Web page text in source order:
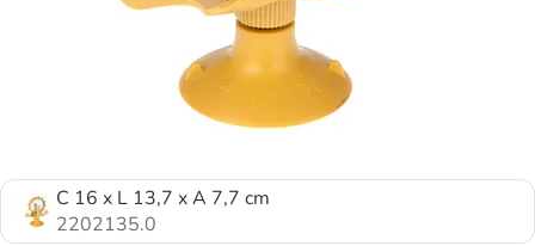
C 16 x L 13,7 x A 7,7 cm
2202135.0